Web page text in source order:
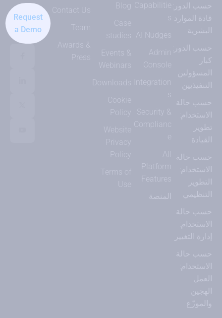
حسب الدور:
قادة الموارد
البشرية
حسب الدور:
كبار
المسؤولين
التنفيذيين
حسب حالة
الاستخدام:
تطوير
القيادة
حسب حالة
الاستخدام:
التطوير
التنظيمي
حسب حالة
الاستخدام:
إدارة التغيير
حسب حالة
الاستخدام:
العمل
الهجين
والموزّع
Capabilitie
AI Nudges
Admin
Console
Integration
Security &
Complianc
e
All
Platform
Features
المنصة
Blog
Case
studies
Events &
Webinars
Downloads
Cookie
Policy
Website
Privacy
Policy
Terms of
Use
Contact Us
Team
Awards &
Press
Request
a Demo